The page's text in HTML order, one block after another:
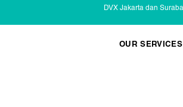
DVX Jakarta dan
OUR SERVICES